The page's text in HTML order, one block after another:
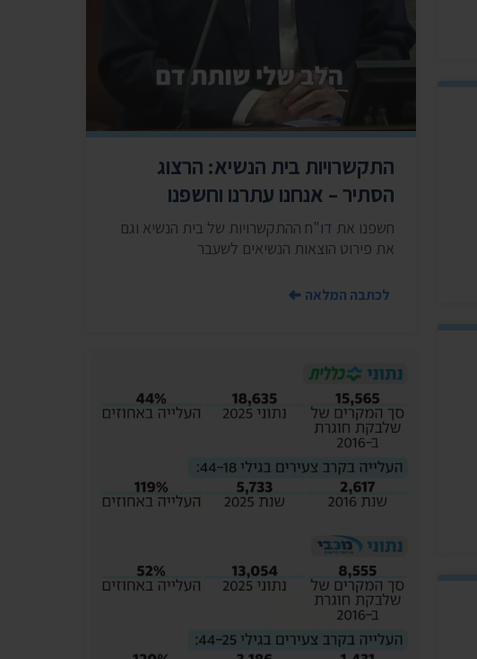
התקשרויות בית הנשיא: הרצוג
הסתיר – אנחנו עתרנו וחשפנו
חשפנו את דו"ח ההתקשרויות של בית הנשיא וגם
את פירוט הוצאות הנשיאים לשעבר
לכתבה המלאה